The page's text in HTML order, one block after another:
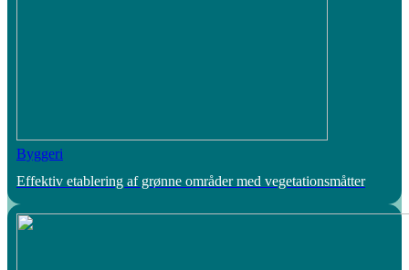
Byggeri
Effektiv etablering af grønne områder med vegetationsmåtter